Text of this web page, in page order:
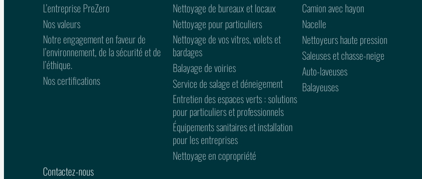
L’entreprise PreZero
Nos valeurs
Notre engagement en faveur de
l’environnement, de la sécurité et de
l’éthique.
Nos certifications
Nettoyage de bureaux et locaux
Nettoyage pour particuliers
Nettoyage de vos vitres, volets et
bardages
Balayage de voiries
Service de salage et déneigement
Entretien des espaces verts : solutions
pour particuliers et professionnels
Équipements sanitaires et installation
pour les entreprises
Nettoyage en copropriété
Camion avec hayon
Nacelle
Nettoyeurs haute pression
Saleuses et chasse-neige
Auto-laveuses
Balayeuses
Contactez-nous